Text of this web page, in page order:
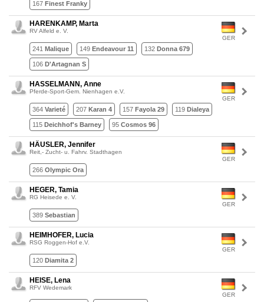
167 Finest Franky
GER
HARENKAMP, Marta
RV Alfeld e. V.
241 Malique 149 Endeavour 11 132 Donna 679
106 D'Artagnan S
GER
HASSELMANN, Anne
Pferde-Sport-Gem. Nienhagen e.V.
364 Varieté 207 Karan 4 157 Fayola 29 119 Dialeya
115 Deichhof's Barney 95 Cosmos 96
GER
HÄUSLER, Jennifer
Reit,- Zucht- u. Fahrv. Stadthagen
266 Olympic Ora
GER
HEGER, Tamia
RG Heisede e. V.
389 Sebastian
GER
HEIMHOFER, Lucia
RSG Roggen-Hof e.V.
120 Diamita 2
GER
HEISE, Lena
RFV Wedemark